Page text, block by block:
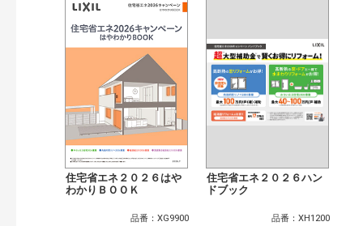
おすすめハッシュタグ
まずはここから（7）
施工イメージ・アイデア集（6）
リフォームおすすめ（10）
省エネ住宅関連（1）
補助金・優遇制度を知る（2）
カタログ一覧＆使い方（1）
カテゴリー
窓・シャッター（4）
玄関ドア・引戸（7）
インテリア建材（7）
エクステリア（3）
住宅省エネ２０２６はや
わかりＢＯＯＫ
品番：XG9900
住宅省エネ２０２６ハン
ドブック
品番：XH1200